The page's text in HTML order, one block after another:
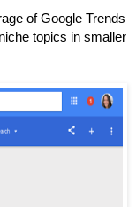
of Google Trends
topics in smaller